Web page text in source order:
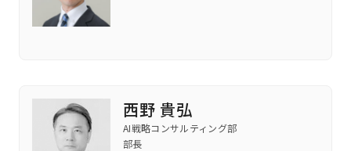
西野 貴弘
AI戦略コンサルティング部
部長